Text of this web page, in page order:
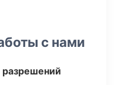
с нами